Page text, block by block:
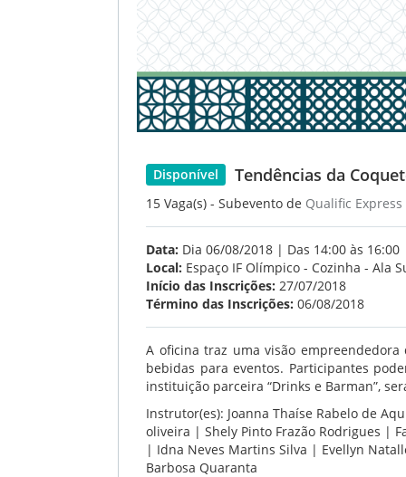
Disponível Tendências da
15 Vaga(s) - Subevento de Qualific Express
Data: Dia 06/08/2018 | Das 14:00 às 16:00
Local: Espaço IF Olímpico - Cozinha - Ala
Início das Inscrições: 27/07/2018
Término das Inscrições: 06/08/2018
A oficina traz uma visão
bebidas para eventos. Participantes
instituição parceira “Drinks e Barman”,
Instrutor(es): Joanna Thaíse Rabelo de
oliveira | Shely Pinto Frazão Rodrigues |
| Idna Neves Martins Silva | Evellyn
Barbosa Quaranta